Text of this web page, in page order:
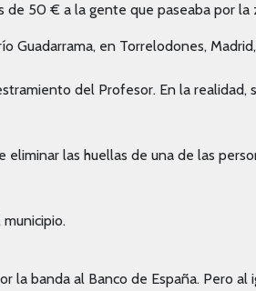
de 50 € a la gente que paseaba por la
Guadarrama, en Torrelodones,
del Profesor. En la realidad,
las huellas de una de las
la banda al Banco de España. Pero al